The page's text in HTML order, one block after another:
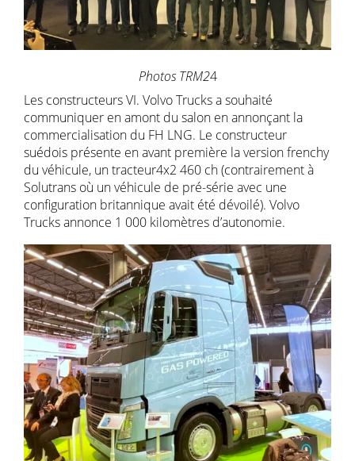
Photos TRM24
Les constructeurs VI. Volvo Trucks a souhaité
communiquer en amont du salon en annonçant la
commercialisation du FH LNG. Le constructeur
suédois présente en avant première la version frenchy
du véhicule, un tracteur4x2 460 ch (contrairement à
Solutrans où un véhicule de pré-série avec une
configuration britannique avait été dévoilé). Volvo
Trucks annonce 1 000 kilomètres d’autonomie.